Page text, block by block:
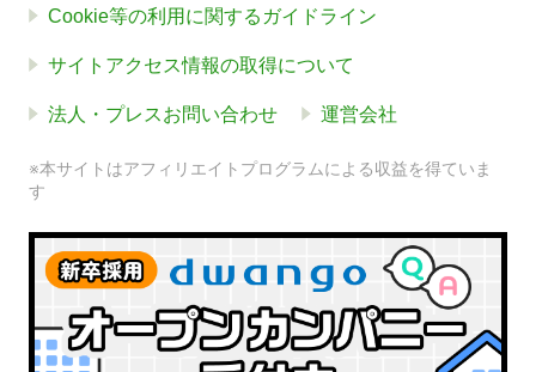
Cookie等の利用に関するガイドライン
サイトアクセス情報の取得について
法人・プレスお問い合わせ 運営会社
※本サイトはアフィリエイトプログラムによる収益を得ていま
す